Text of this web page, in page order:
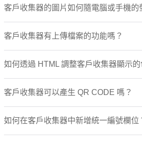
客戶收集器的圖片如何隨電腦或手機的
客戶收集器有上傳檔案的功能嗎？
如何透過 HTML 調整客戶收集器顯示
客戶收集器可以產生 QR CODE 嗎？
如何在客戶收集器中新增統一編號欄位